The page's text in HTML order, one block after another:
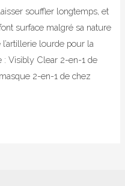
souffler longtemps, et
surface malgré sa nature
lourde pour la
: Visibly Clear 2-en-1 de
2-en-1 de chez